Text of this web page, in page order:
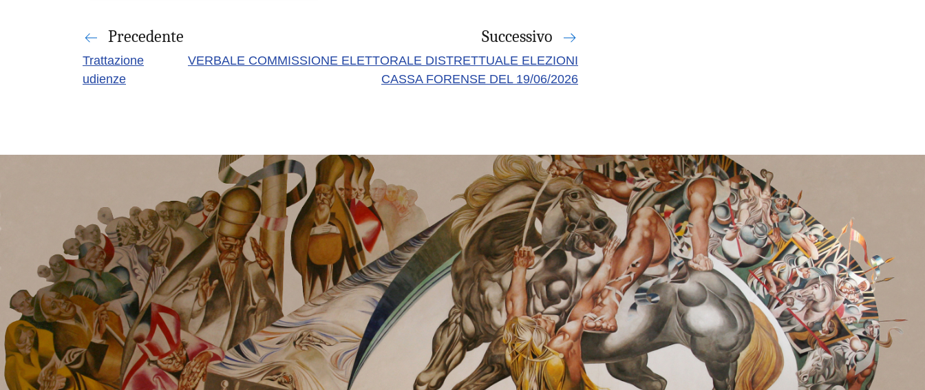
Precedente
Trattazione
udienze
Successivo
VERBALE COMMISSIONE ELETTORALE DISTRETTUALE ELEZIONI
CASSA FORENSE DEL 19/06/2026